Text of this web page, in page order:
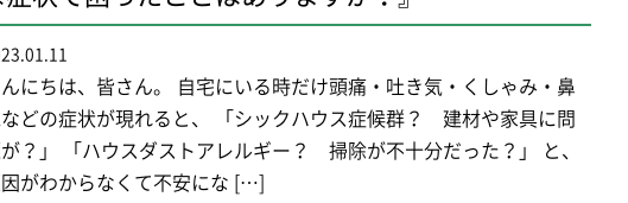
んにちは、皆さん。 自宅にいる時だけ頭痛・吐き気・くしゃみ・鼻
どの症状が現れると、 「シックハウス症候群？ 建材や家具に問
？」 「ハウスダストアレルギー？ 掃除が不十分だった？」 と、
がわからなくて不安にな […]